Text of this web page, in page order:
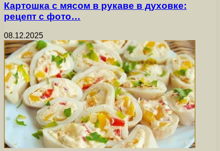
Картошка с мясом в рукаве в духовке:
рецепт с фото…
08.12.2025